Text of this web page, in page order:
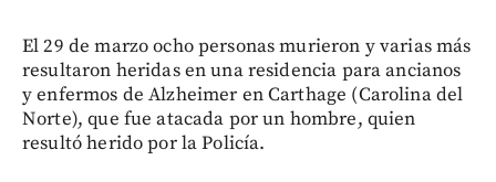
El 29 de marzo ocho personas murieron y varias más
resultaron heridas en una residencia para ancianos
y enfermos de Alzheimer en Carthage (Carolina del
Norte), que fue atacada por un hombre, quien
resultó herido por la Policía.